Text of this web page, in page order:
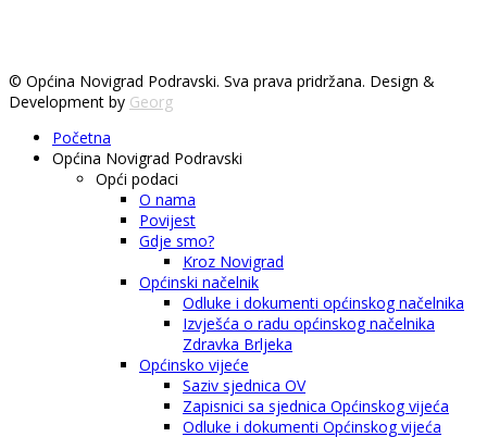
© Općina Novigrad Podravski. Sva prava pridržana. Design &
Development by Georg
Početna
Općina Novigrad Podravski
Opći podaci
O nama
Povijest
Gdje smo?
Kroz Novigrad
Općinski načelnik
Odluke i dokumenti općinskog načelnika
Izvješća o radu općinskog načelnika
Zdravka Brljeka
Općinsko vijeće
Saziv sjednica OV
Zapisnici sa sjednica Općinskog vijeća
Odluke i dokumenti Općinskog vijeća